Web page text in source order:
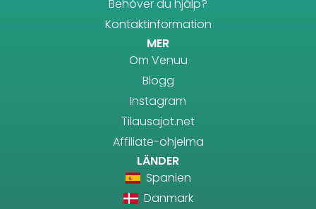
Behöver du hjälp?
Kontaktinformation
MER
Om Venuu
Blogg
Instagram
Tilausajot.net
Affiliate-ohjelma
LÄNDER
Spanien
Danmark